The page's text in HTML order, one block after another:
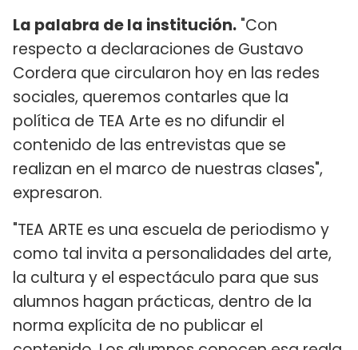
La palabra de la institución. "Con
respecto a declaraciones de Gustavo
Cordera que circularon hoy en las redes
sociales, queremos contarles que la
política de TEA Arte es no difundir el
contenido de las entrevistas que se
realizan en el marco de nuestras clases",
expresaron.
"TEA ARTE es una escuela de periodismo y
como tal invita a personalidades del arte,
la cultura y el espectáculo para que sus
alumnos hagan prácticas, dentro de la
norma explícita de no publicar el